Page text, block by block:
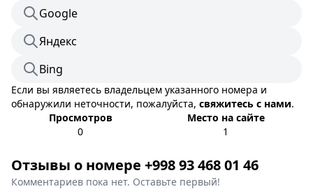
Google
Яндекс
Bing
Если вы являетесь владельцем указанного номера и
обнаружили неточности, пожалуйста, свяжитесь с нами.
Просмотров
0
Место на сайте
1
Отзывы о номере +998 93 468 01 46
Комментариев пока нет. Оставьте первый!